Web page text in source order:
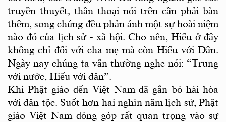
truyền thuyết, thần thoại nói trên cần phải bàn
thêm, song chúng đều phản ánh một sự hoài niệm
nào đó của lịch sử - xã hội. Cho nên, Hiếu ở đây
không chỉ đối với cha mẹ mà còn Hiếu với Dân.
Ngày nay chúng ta vẫn thường nghe nói: “Trung
với nước, Hiếu với dân”.
Khi Phật giáo đến Việt Nam đã gắn bó hài hòa
với dân tộc. Suốt hơn hai nghìn năm lịch sử, Phật
giáo Việt Nam đóng góp rất quan trọng vào sự